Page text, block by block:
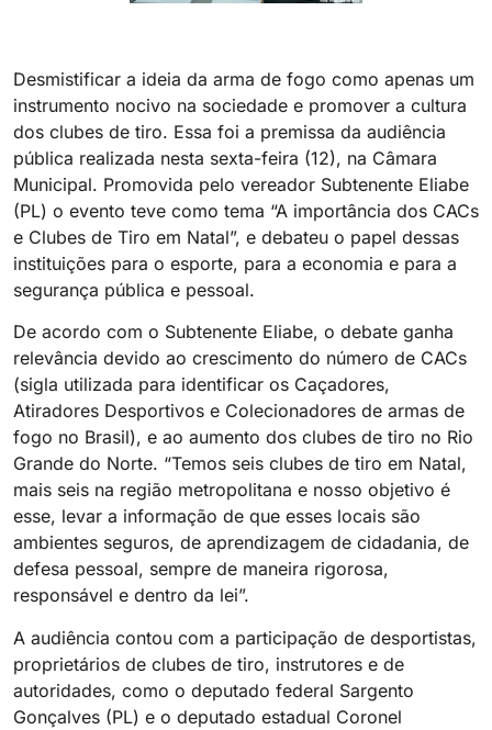
Desmistificar a ideia da arma de fogo como apenas um
instrumento nocivo na sociedade e promover a cultura
dos clubes de tiro. Essa foi a premissa da audiência
pública realizada nesta sexta-feira (12), na Câmara
Municipal. Promovida pelo vereador Subtenente Eliabe
(PL) o evento teve como tema “A importância dos CACs
e Clubes de Tiro em Natal”, e debateu o papel dessas
instituições para o esporte, para a economia e para a
segurança pública e pessoal.
De acordo com o Subtenente Eliabe, o debate ganha
relevância devido ao crescimento do número de CACs
(sigla utilizada para identificar os Caçadores,
Atiradores Desportivos e Colecionadores de armas de
fogo no Brasil), e ao aumento dos clubes de tiro no Rio
Grande do Norte. “Temos seis clubes de tiro em Natal,
mais seis na região metropolitana e nosso objetivo é
esse, levar a informação de que esses locais são
ambientes seguros, de aprendizagem de cidadania, de
defesa pessoal, sempre de maneira rigorosa,
responsável e dentro da lei”.
A audiência contou com a participação de desportistas,
proprietários de clubes de tiro, instrutores e de
autoridades, como o deputado federal Sargento
Gonçalves (PL) e o deputado estadual Coronel